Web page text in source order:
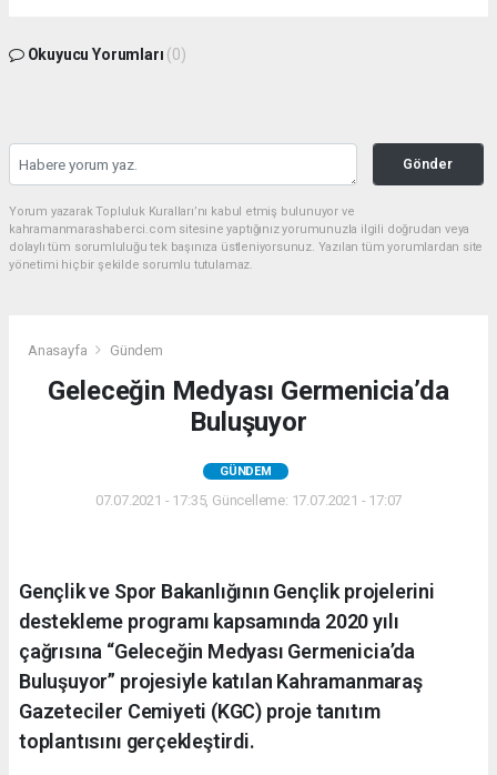
Okuyucu Yorumları (0)
Gönder
Yorum yazarak Topluluk Kuralları’nı kabul etmiş bulunuyor ve
kahramanmarashaberci.com sitesine yaptığınız yorumunuzla ilgili doğrudan veya
dolaylı tüm sorumluluğu tek başınıza üstleniyorsunuz. Yazılan tüm yorumlardan site
yönetimi hiçbir şekilde sorumlu tutulamaz.
Anasayfa Gündem
Geleceğin Medyası Germenicia’da
Buluşuyor
GÜNDEM
07.07.2021 - 17:35, Güncelleme: 17.07.2021 - 17:07
Gençlik ve Spor Bakanlığının Gençlik projelerini
destekleme programı kapsamında 2020 yılı
çağrısına “Geleceğin Medyası Germenicia’da
Buluşuyor” projesiyle katılan Kahramanmaraş
Gazeteciler Cemiyeti (KGC) proje tanıtım
toplantısını gerçekleştirdi.